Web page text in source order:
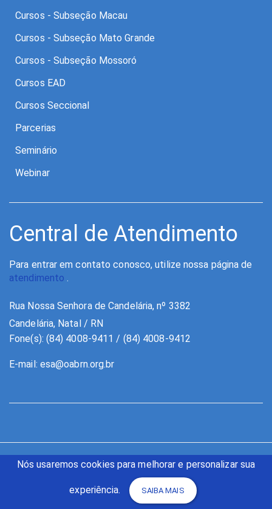
Cursos - Subseção Macau
Cursos - Subseção Mato Grande
Cursos - Subseção Mossoró
Cursos EAD
Cursos Seccional
Parcerias
Seminário
Webinar
Central de Atendimento
Para entrar em contato conosco, utilize nossa página de
atendimento .
Rua Nossa Senhora de Candelária, nº 3382
Candelária, Natal / RN
Fone(s): (84) 4008-9411 / (84) 4008-9412
E-mail: esa@oabrn.org.br
Copyright © 2026 ESA RN - Escola Superior de Advocacia Rio Grande
do Norte | Todos os direitos reservados
Nós usaremos cookies para melhorar e personalizar sua
experiência. SAIBA MAIS